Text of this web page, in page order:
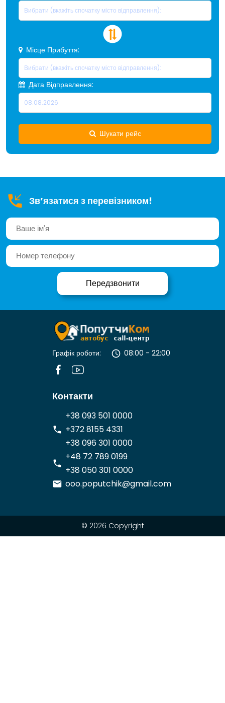
Місце Прибуття:
Дата Відправлення:
Шукати рейс
Зв’язатися з перевізником!
Графік роботи: 08:00 - 22:00
Контакти
+38 093 501 0000
+372 8155 4331
+38 096 301 0000
+48 72 789 0199
+38 050 301 0000
ooo.poputchik@gmail.com
© 2026 Copyright